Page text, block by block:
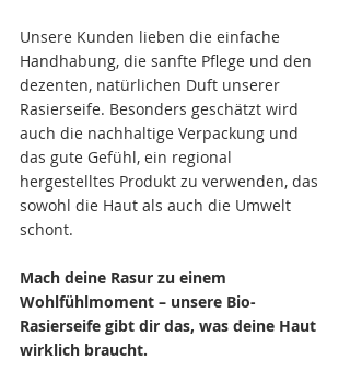
Unsere Kunden lieben die einfache
Handhabung, die sanfte Pflege und den
dezenten, natürlichen Duft unserer
Rasierseife. Besonders geschätzt wird
auch die nachhaltige Verpackung und
das gute Gefühl, ein regional
hergestelltes Produkt zu verwenden, das
sowohl die Haut als auch die Umwelt
schont.
Mach deine Rasur zu einem
Wohlfühlmoment – unsere Bio-
Rasierseife gibt dir das, was deine Haut
wirklich braucht.